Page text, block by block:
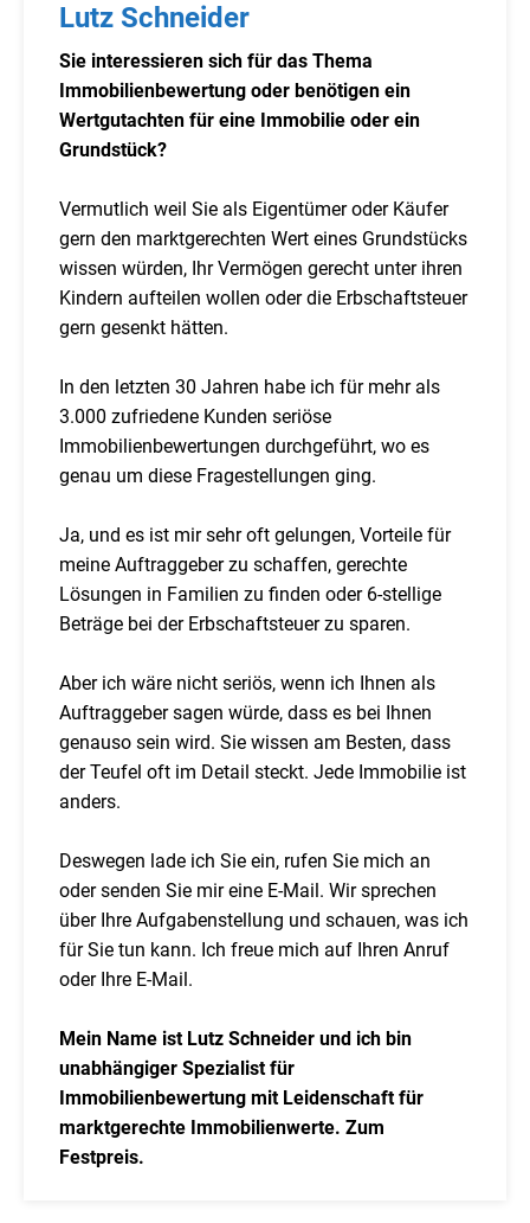
Lutz Schneider
Sie interessieren sich für das Thema
Immobilienbewertung oder benötigen ein
Wertgutachten für eine Immobilie oder ein
Grundstück?
Vermutlich weil Sie als Eigentümer oder Käufer
gern den marktgerechten Wert eines Grundstücks
wissen würden, Ihr Vermögen gerecht unter ihren
Kindern aufteilen wollen oder die Erbschaftsteuer
gern gesenkt hätten.
In den letzten 30 Jahren habe ich für mehr als
3.000 zufriedene Kunden seriöse
Immobilienbewertungen durchgeführt, wo es
genau um diese Fragestellungen ging.
Ja, und es ist mir sehr oft gelungen, Vorteile für
meine Auftraggeber zu schaffen, gerechte
Lösungen in Familien zu finden oder 6-stellige
Beträge bei der Erbschaftsteuer zu sparen.
Aber ich wäre nicht seriös, wenn ich Ihnen als
Auftraggeber sagen würde, dass es bei Ihnen
genauso sein wird. Sie wissen am Besten, dass
der Teufel oft im Detail steckt. Jede Immobilie ist
anders.
Deswegen lade ich Sie ein, rufen Sie mich an
oder senden Sie mir eine E-Mail. Wir sprechen
über Ihre Aufgabenstellung und schauen, was ich
für Sie tun kann. Ich freue mich auf Ihren Anruf
oder Ihre E-Mail.
Mein Name ist Lutz Schneider und ich bin
unabhängiger Spezialist für
Immobilienbewertung mit Leidenschaft für
marktgerechte Immobilienwerte. Zum
Festpreis.